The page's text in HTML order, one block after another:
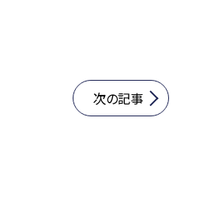
次の記事